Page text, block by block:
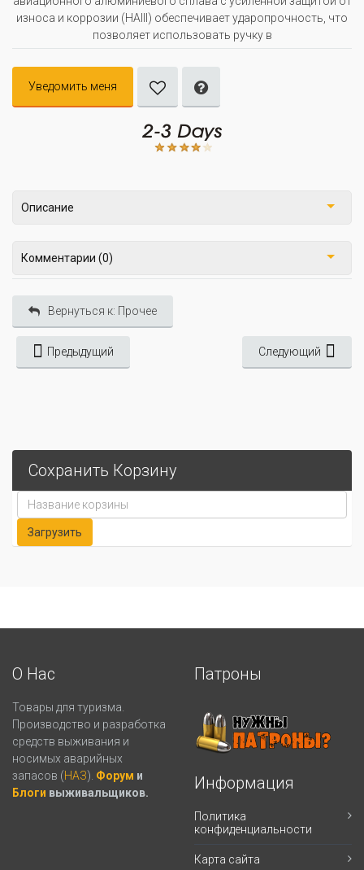
износа и коррозии (HAIII) обеспечивает ударопрочность, что
позволяет использовать ручку в
Уведомить меня
Описание
Комментарии (0)
Вернуться к: Прочее
Предыдущий Следующий
Сохранить Корзину
О Нас
Товары для туризма.
Производство и разработка
средств выживания и
носимых аварийных
запасов (НАЗ). Форум и
Блоги выживальщиков.
Патроны
Информация
Политика
конфиденциальности
Карта сайта